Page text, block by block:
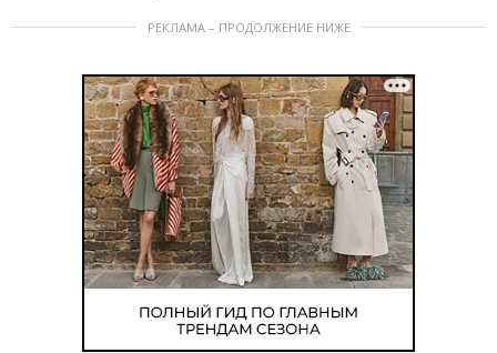
РЕКЛАМА – ПРОДОЛЖЕНИЕ НИЖЕ